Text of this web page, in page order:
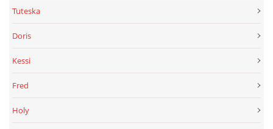
Tuteska
Doris
Kessi
Fred
Holy